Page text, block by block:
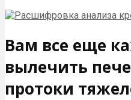
Вам все еще
вылечить
протоки